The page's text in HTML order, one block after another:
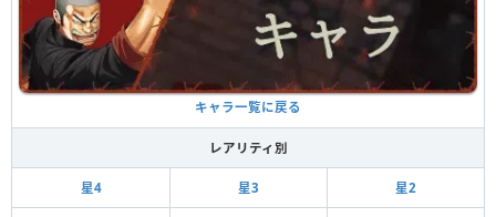
キャラ一覧に戻る
レアリティ別
星4 星3 星2